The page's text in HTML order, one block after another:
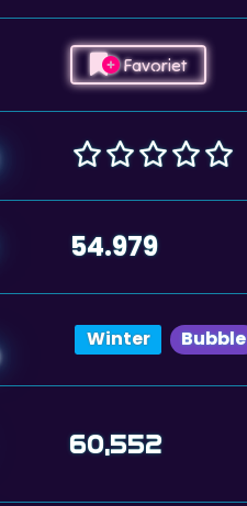
Favoriet
54.979
Winter Bubble
60,552